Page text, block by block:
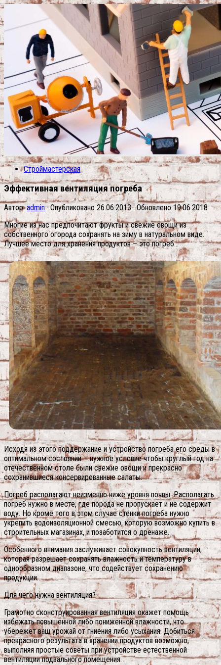
Строймастерская
Эффективная вентиляция погреба
Автор:admin · Опубликовано 26.06.2013· Обновлено19.06.2018
Многие из нас предпочитают фрукты и свежие овощи из
собственного огорода сохранять на зиму в натуральном виде.
Лучшее место для хранения продуктов – это погреб…
Исходя из этого поддержание и устройство погреба его среды в
оптимальном состоянии – нужное условие чтобы круглый год на
отечественном столе были свежие овощи и прекрасно
сохранившиеся консервированные салаты.
Погреб располагают неизменно ниже уровня почвы. Располагать
погреб нужно в месте, где порода не пропускает и не содержит
воду. Но кроме того в этом случае стенки погреба нужно
укрепить водоизоляционной смесью, которую возможно купить в
строительных магазинах, и позаботится о дренаже.
Особенного внимания заслуживает совокупность вентиляции,
которая разрешает сохранять влажность и температуру в
однообразном диапазоне, что содействует сохранению
продукции.
Для чего нужна вентиляция?
Грамотно сконструированная вентиляция окажет помощь
избежать повышенной либо пониженной влажности, что
убережет ваш урожай от гниения либо усыхания.Добиться
прекрасного результата в хранении продуктов возможно,
выполняя простые советы при устройстве естественной
вентиляции подвального помещения.